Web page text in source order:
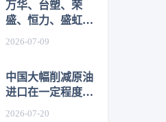
万华、台塑、荣
盛、恒力、盛虹、
2026-07-09
中国大幅削减原油
进口在一定程度上
2026-07-20